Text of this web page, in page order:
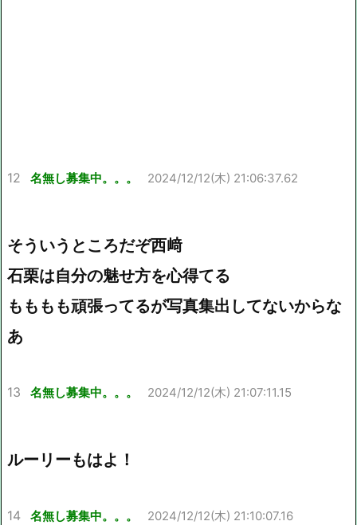
12 名無し募集中。。。 2024/12/12(木) 21:06:37.62
そういうところだぞ西﨑
石栗は自分の魅せ方を心得てる
もももも頑張ってるが写真集出してないからな
あ
13 名無し募集中。。。 2024/12/12(木) 21:07:11.15
ルーリーもはよ！
14 名無し募集中。。。 2024/12/12(木) 21:10:07.16